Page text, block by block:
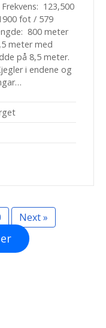
123,500
fot / 579
800 meter
meter med
på 8,5 meter.
i endene og
Next »